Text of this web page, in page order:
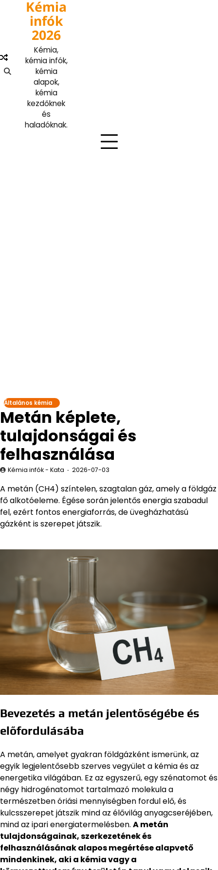
Kémia
infók
2026
Kémia,
kémia infók,
kémia
alapok,
kémia
kezdőknek
és
haladóknak.
Általános kémia
Metán képlete,
tulajdonságai és
felhasználása
Kémia infók - Kata 2026-07-03
A metán (CH4) színtelen, szagtalan gáz, amely a földgáz
fő alkotóeleme. Égése során jelentős energia szabadul
fel, ezért fontos energiaforrás, de üvegházhatású
gázként is szerepet játszik.
Bevezetés a metán jelentőségébe és
előfordulásába
A metán, amelyet gyakran földgázként ismerünk, az
egyik legjelentősebb szerves vegyület a kémia és az
energetika világában. Ez az egyszerű, egy szénatomot és
négy hidrogénatomot tartalmazó molekula a
természetben óriási mennyiségben fordul elő, és
kulcsszerepet játszik mind az élővilág anyagcseréjében,
mind az ipari energiatermelésben. A metán
tulajdonságainak, szerkezetének és
felhasználásának alapos megértése alapvető
mindenkinek, aki a kémia vagy a